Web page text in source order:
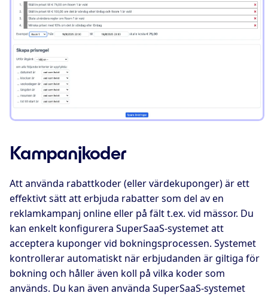
Kampanjkoder
Att använda rabattkoder (eller värdekuponger) är ett
effektivt sätt att erbjuda rabatter som del av en
reklamkampanj online eller på fält t.ex. vid mässor. Du
kan enkelt konfigurera SuperSaaS-systemet att
acceptera kuponger vid bokningsprocessen. Systemet
kontrollerar automatiskt när erbjudanden är giltiga för
bokning och håller även koll på vilka koder som
används. Du kan även använda SuperSaaS-systemet